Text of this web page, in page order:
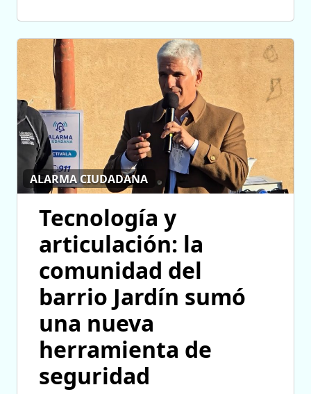
ALARMA CIUDADANA
Tecnología y
articulación: la
comunidad del
barrio Jardín sumó
una nueva
herramienta de
seguridad